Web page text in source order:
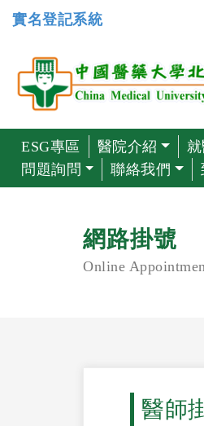
實名登記系統
ESG專區 醫院介紹
問題詢問
聯絡我們
網路掛號
Online
醫師